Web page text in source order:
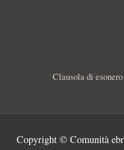
Clausola di
Copyright © Comunità